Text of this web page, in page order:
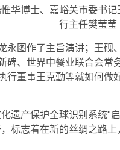
华博士、嘉峪关市委书
行主任樊莹莹
永图作了主旨演讲；王砚
碑、世界中餐业联合会常
行董事王克勤等就如何做
遗产保护全球识别系统"
标志着在新的丝绸之路